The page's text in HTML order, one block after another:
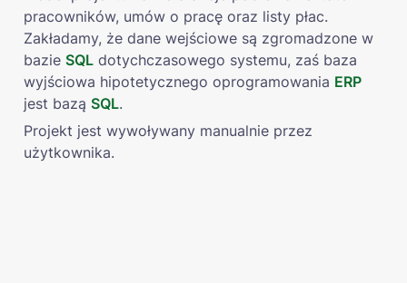
pracowników, umów o pracę oraz listy płac.
Zakładamy, że dane wejściowe są zgromadzone w
bazie SQL dotychczasowego systemu, zaś baza
wyjściowa hipotetycznego oprogramowania ERP
jest bazą SQL.
Projekt jest wywoływany manualnie przez
użytkownika.